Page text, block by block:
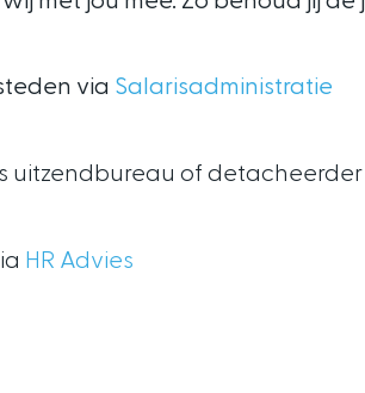
via Salarisadministratie
uitzendbureau of
HR Advies